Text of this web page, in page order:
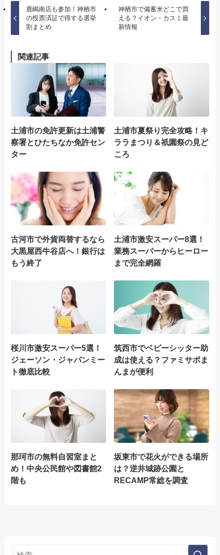
鹿嶋南店も参加！神栖市
の投票済証で得する選挙
割まとめ
神栖市で備蓄米どこで買
える？イオン・カスミ最
新情報
関連記事
土浦市の免許更新は土浦警
察署とひたちなか免許セン
ター
土浦市夏祭り完全攻略！キ
ララまつり＆祇園祭の見ど
ころ
古河市で外貨両替するなら
大黒屋西牛谷店へ！銀行は
もう終了
土浦市激安スーパー8選！
業務スーパーからヒーロー
まで完全網羅
桜川市激安スーパー5選！
ジェーソン・ジャパンミー
ト徹底比較
筑西市でベビーシッター助
成は使える？ファミサポま
んまが便利
那珂市の無料自習室まと
め！中央公民館や図書館2
階も
坂東市で花火ができる場所
は？逆井城跡公園と
RECAMP常総を調査